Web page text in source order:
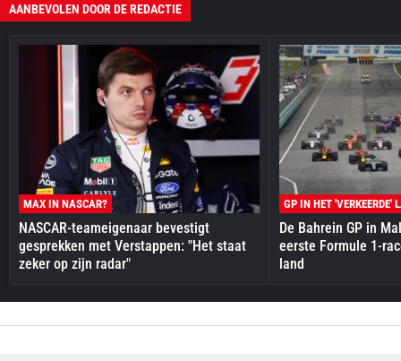
AANBEVOLEN DOOR DE REDACTIE
MAX IN NASCAR?
NASCAR-teameigenaar bevestigt
gesprekken met Verstappen: "Het staat
zeker op zijn radar"
GP IN HET 'VERKEERDE'
De Bahrein GP in
eerste Formule 1-
land